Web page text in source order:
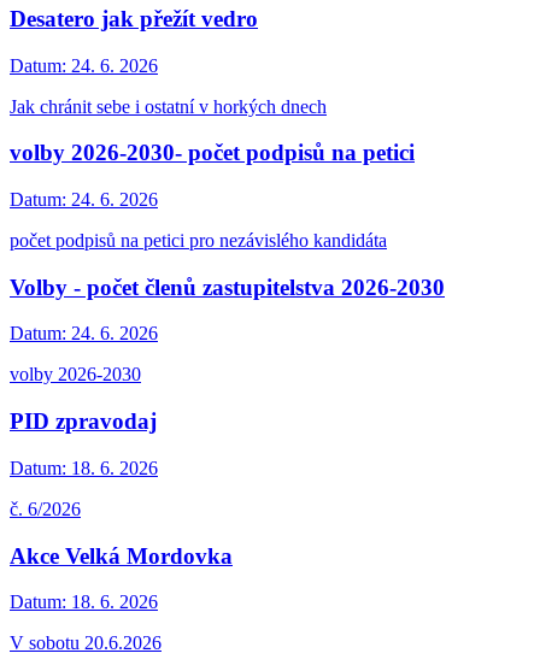
Desatero jak přežít vedro
Datum: 24. 6. 2026
Jak chránit sebe i ostatní v horkých dnech
volby 2026-2030- počet podpisů na petici
Datum: 24. 6. 2026
počet podpisů na petici pro nezávislého kandidáta
Volby - počet členů zastupitelstva 2026-2030
Datum: 24. 6. 2026
volby 2026-2030
PID zpravodaj
Datum: 18. 6. 2026
č. 6/2026
Akce Velká Mordovka
Datum: 18. 6. 2026
V sobotu 20.6.2026